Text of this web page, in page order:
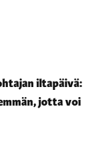
iltapäivä:
jotta voi